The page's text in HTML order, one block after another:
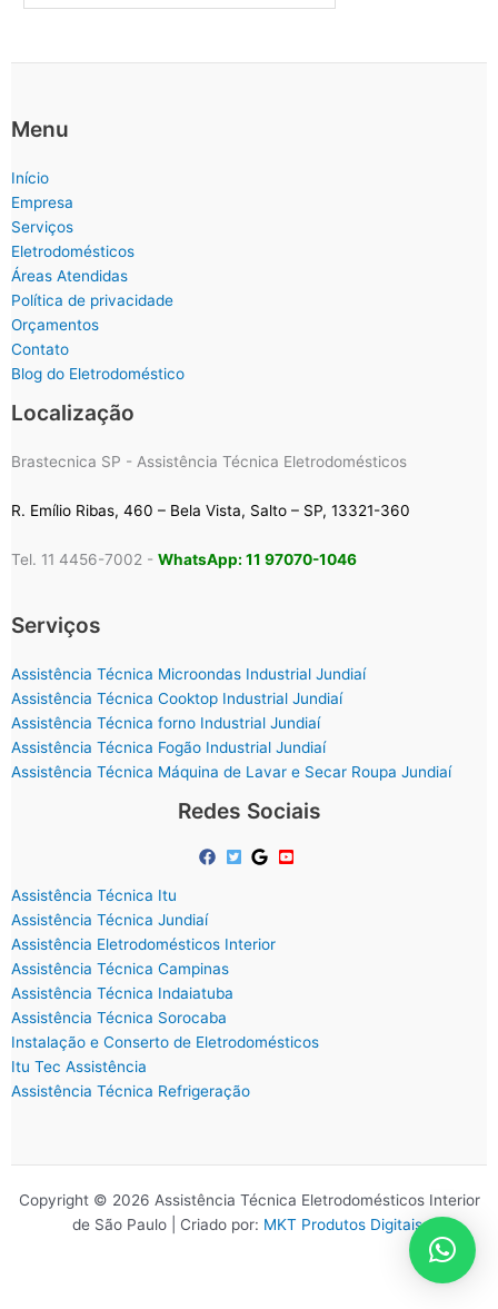
Menu
Início
Empresa
Serviços
Eletrodomésticos
Áreas Atendidas
Política de privacidade
Orçamentos
Contato
Blog do Eletrodoméstico
Localização
Brastecnica SP - Assistência Técnica Eletrodomésticos
R. Emílio Ribas, 460 – Bela Vista, Salto – SP, 13321-360
Tel. 11 4456-7002 - WhatsApp: 11 97070-1046
Serviços
Assistência Técnica Microondas Industrial Jundiaí
Assistência Técnica Cooktop Industrial Jundiaí
Assistência Técnica forno Industrial Jundiaí
Assistência Técnica Fogão Industrial Jundiaí
Assistência Técnica Máquina de Lavar e Secar Roupa Jundiaí
Redes Sociais
Assistência Técnica Itu
Assistência Técnica Jundiaí
Assistência Eletrodomésticos Interior
Assistência Técnica Campinas
Assistência Técnica Indaiatuba
Assistência Técnica Sorocaba
Instalação e Conserto de Eletrodomésticos
Itu Tec Assistência
Assistência Técnica Refrigeração
Copyright © 2026 Assistência Técnica Eletrodomésticos Interior
de São Paulo | Criado por: MKT Produtos Digitais.